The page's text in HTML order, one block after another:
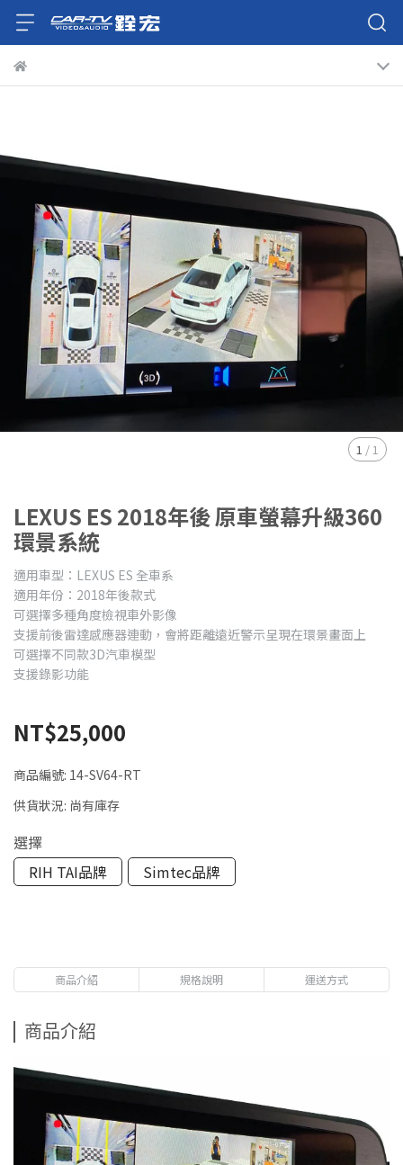
1 / 1
LEXUS ES 2018年後 原車螢幕升級360
環景系統
適用車型：LEXUS ES 全車系
適用年份：2018年後款式
可選擇多種角度檢視車外影像
支援前後雷達感應器連動，會將距離遠近警示呈現在環景畫面上
可選擇不同款3D汽車模型
支援錄影功能
NT$25,000
商品編號: 14-SV64-RT
供貨狀況: 尚有庫存
選擇
RIH TAI品牌
Simtec品牌
商品介紹 規格說明 運送方式
商品介紹